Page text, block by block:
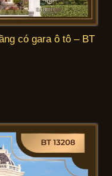
có gara ô tô – BT